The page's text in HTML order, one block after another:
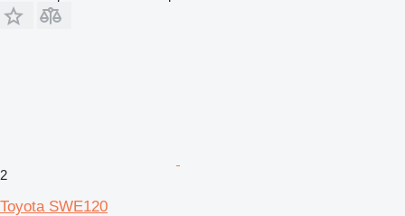
2
Toyota SWE120